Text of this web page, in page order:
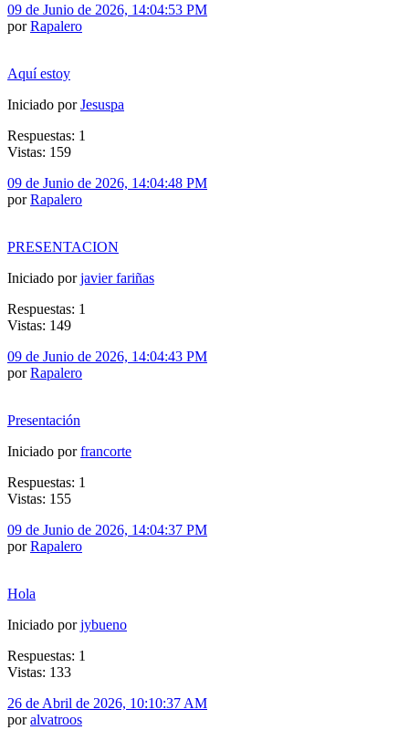
09 de Junio de 2026, 14:04:53 PM
porRapalero
Aquí estoy
Iniciado porJesuspa
Respuestas: 1
Vistas: 159
09 de Junio de 2026, 14:04:48 PM
porRapalero
PRESENTACION
Iniciado porjavier fariñas
Respuestas: 1
Vistas: 149
09 de Junio de 2026, 14:04:43 PM
porRapalero
Presentación
Iniciado porfrancorte
Respuestas: 1
Vistas: 155
09 de Junio de 2026, 14:04:37 PM
porRapalero
Hola
Iniciado porjybueno
Respuestas: 1
Vistas: 133
26 de Abril de 2026, 10:10:37 AM
poralvatroos